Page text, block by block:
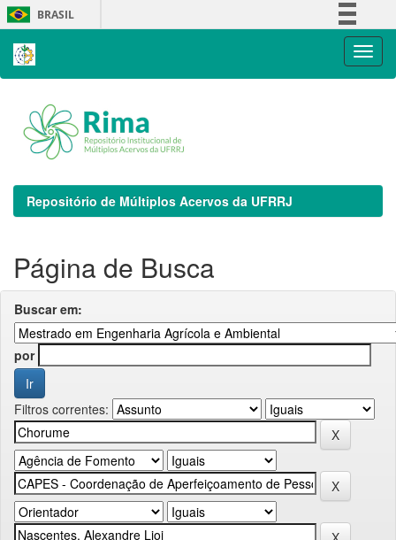
Skip
navigation
BRASIL
Repositório de Múltiplos Acervos da UFRRJ
Página de Busca
Buscar em:
por
Filtros correntes: